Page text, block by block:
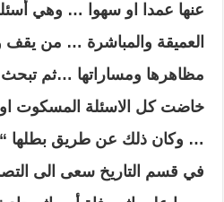
عنها عمدا او سهوا … وهي
العميقة والمباشرة … من
مظاهرها ومساراتها …ثم
خاضت كل الاسئلة المسكوت او
… وكان ذلك عن طريق بطلها
في قسم التاريخ سعى الى